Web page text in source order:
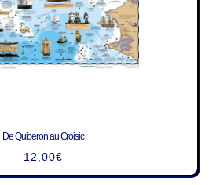
De Quiberon au Croisic
12,00€